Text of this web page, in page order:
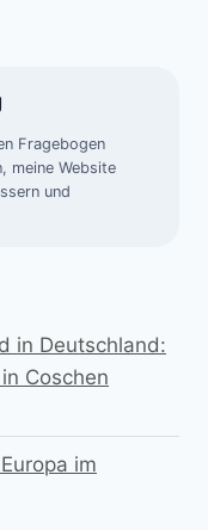
Fragebogen
meine Website
und
in Deutschland:
Coschen
im